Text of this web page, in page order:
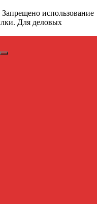
использование
Для деловых